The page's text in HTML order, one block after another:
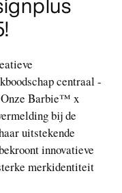
centraal -
Onze Barbie™ x
bij de
uitstekende
innovatieve
merkidentiteit